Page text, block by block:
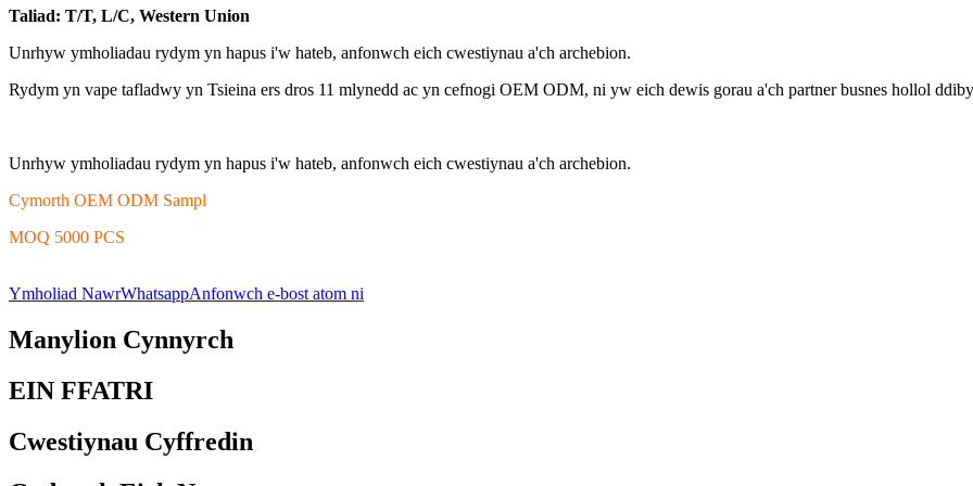
Taliad: T/T, L/C, Western Union
Unrhyw ymholiadau rydym yn hapus i'w hateb, anfonwch eich cwestiynau a'ch archebion.
Rydym yn vape tafladwy yn Tsieina ers dros 11 mlynedd ac yn cefnogi OEM ODM, ni yw eich dewis gorau a'ch partner busnes hollol
Unrhyw ymholiadau rydym yn hapus i'w hateb, anfonwch eich cwestiynau a'ch archebion.
Cymorth OEM ODM Sampl
MOQ 5000 PCS
Ymholiad NawrWhatsappAnfonwch e-bost atom ni
Manylion Cynnyrch
EIN FFATRI
Cwestiynau Cyffredin